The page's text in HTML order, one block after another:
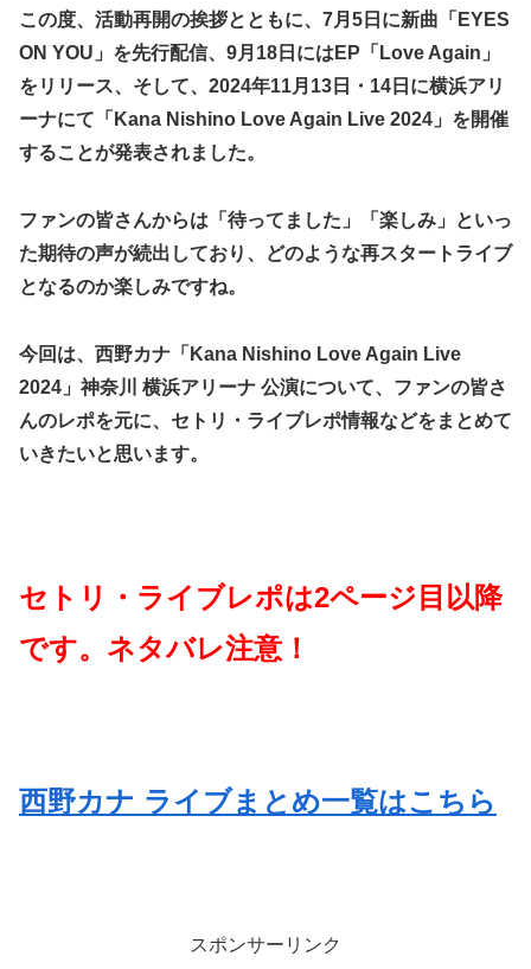
この度、活動再開の挨拶とともに、7月5日に新曲「EYES
ON YOU」を先行配信、9月18日にはEP「Love Again」
をリリース、そして、2024年11月13日・14日に横浜アリ
ーナにて「Kana Nishino Love Again Live 2024」を開催
することが発表されました。
ファンの皆さんからは「待ってました」「楽しみ」といっ
た期待の声が続出しており、どのような再スタートライブ
となるのか楽しみですね。
今回は、西野カナ「Kana Nishino Love Again Live
2024」神奈川 横浜アリーナ 公演について、ファンの皆さ
んのレポを元に、セトリ・ライブレポ情報などをまとめて
いきたいと思います。
セトリ・ライブレポは2ページ目以降
です。ネタバレ注意！
西野カナ ライブまとめ一覧はこちら
スポンサーリンク